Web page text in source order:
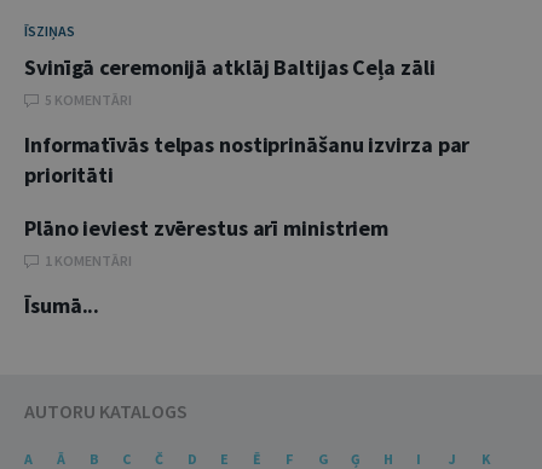
ĪSZIŅAS
Svinīgā ceremonijā atklāj Baltijas Ceļa zāli
5 KOMENTĀRI
Informatīvās telpas nostiprināšanu izvirza par
prioritāti
Plāno ieviest zvērestus arī ministriem
1 KOMENTĀRI
Īsumā...
AUTORU KATALOGS
A Ā B C Č D E Ē F G Ģ H I J
K